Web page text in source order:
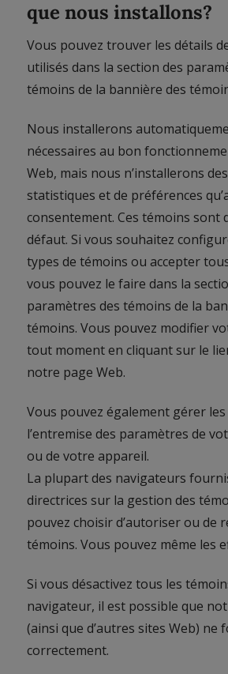
que nous installons?
Vous pouvez trouver les détails
utilisés dans la section des
témoins de la bannière des
Nous installerons
nécessaires au bon
Web, mais nous n’installerons
statistiques et de préférences
consentement. Ces témoins sont
défaut. Si vous souhaitez
types de témoins ou accepter
vous pouvez le faire dans la
paramètres des témoins de la
témoins. Vous pouvez modifier
tout moment en cliquant sur le
notre page Web.
Vous pouvez également gérer
l’entremise des paramètres de
ou de votre appareil.
La plupart des navigateurs
directrices sur la gestion des
pouvez choisir d’autoriser ou de
témoins. Vous pouvez même les
Si vous désactivez tous les
navigateur, il est possible que
(ainsi que d’autres sites Web) ne
correctement.